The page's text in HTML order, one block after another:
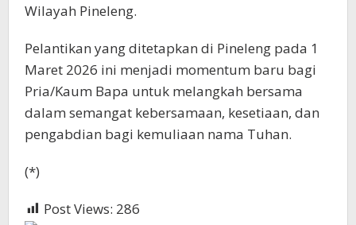
Wilayah Pineleng.
Pelantikan yang ditetapkan di Pineleng pada 1
Maret 2026 ini menjadi momentum baru bagi
Pria/Kaum Bapa untuk melangkah bersama
dalam semangat kebersamaan, kesetiaan, dan
pengabdian bagi kemuliaan nama Tuhan.
(*)
Post Views: 286